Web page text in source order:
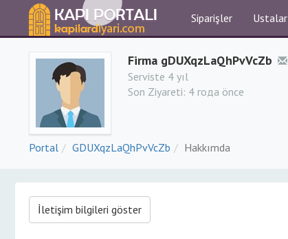
Siparişler Ustalar
Firma gDUXqzLaQhPvVcZb
Serviste 4 yıl
Son Ziyareti: 4 года önce
Portal GDUXqzLaQhPvVcZb Hakkımda
İletişim bilgileri göster